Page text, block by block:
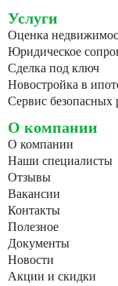
Услуги
Оценка
Юридическое
Сделка под ключ
Новостройка в
Сервис безопасных
О компании
О компании
Наши специалисты
Отзывы
Вакансии
Контакты
Полезное
Документы
Новости
Акции и скидки